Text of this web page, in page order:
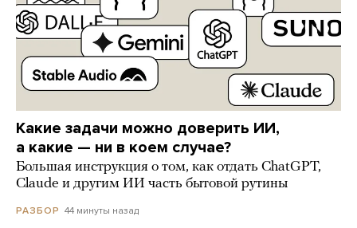
Какие задачи можно доверить ИИ,
а какие — ни в коем случае?
Большая инструкция о том, как отдать ChatGPT,
Claude и другим ИИ часть бытовой рутины
РАЗБОР 44 минуты назад